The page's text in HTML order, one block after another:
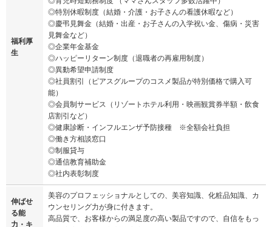
福利厚
生
◎特別休暇制度（結婚・介護・お子さんの看護休暇など）
◎慶弔見舞金（結婚・出産・お子さんの入学祝い金、傷病・災害
見舞金など）
◎企業年金基金
◎ハッピーリターン制度（退職者の再雇用制度）
◎異動希望申請制度
◎社員割引（ピアスグループのコスメ製品が特別価格で購入可
能）
◎会員制サービス（リゾートホテル利用・映画観賞券半額・飲食
店割引など）
◎健康診断・インフルエンザ予防接種 ※全額会社負担
◎働き方相談窓口
◎制服貸与
◎通信教育補助金
◎社内表彰制度
伸ばせ
る能
力・キ
美容のプロフェッショナルとしての、美容知識、化粧品知識、カ
ウンセリング力が身に付きます。
高品質で、お客様からの満足度の高い製品ですので、自信をもっ